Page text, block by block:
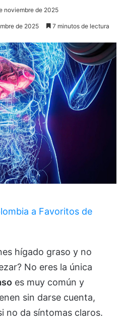
noviembre de 2025
de 2025 7 minutos de lectura
a Favoritos de
hígado graso y no
No eres la única
es muy común y
sin darse cuenta,
no da síntomas claros.